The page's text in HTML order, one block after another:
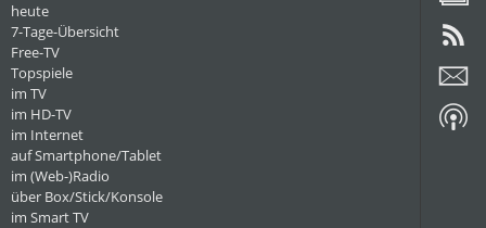
heute
7-Tage-Übersicht
Free-TV
Topspiele
im TV
im HD-TV
im Internet
auf Smartphone/Tablet
im (Web-)Radio
über Box/Stick/Konsole
im Smart TV